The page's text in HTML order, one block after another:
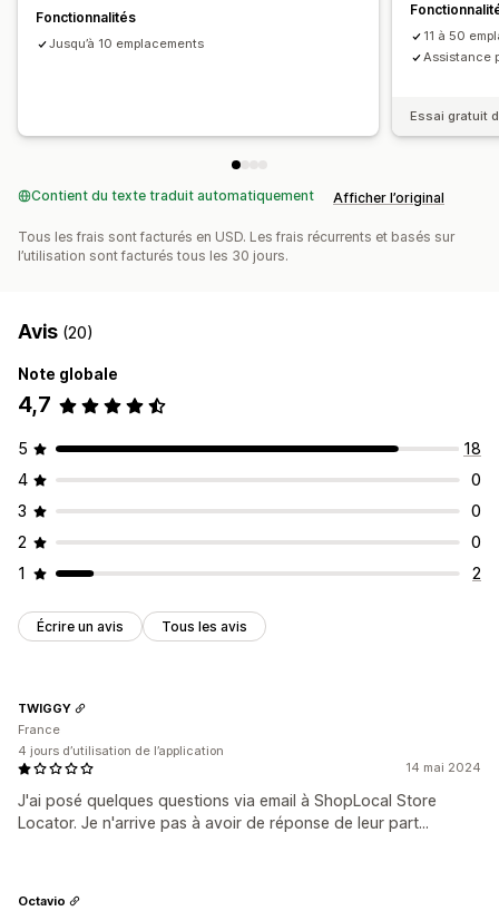
Fonctionnalités
Jusqu’à 10 emplacements
11 à 50
Assistance
Essai gratuit
Contient du texte traduit automatiquement Afficher l’original
Tous les frais sont facturés en USD. Les frais récurrents et basés sur
l’utilisation sont facturés tous les 30 jours.
Avis (20)
Note globale
4,7
5
18
4
0
3
0
2
0
1
2
Écrire un avis Tous les avis
14 mai 2024
J'ai posé quelques questions via email à ShopLocal Store
Locator. Je n'arrive pas à avoir de réponse de leur part...
TWIGGY
France
4 jours d’utilisation de l’application
Octavio